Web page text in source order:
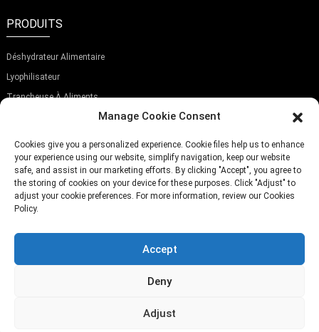
PRODUITS
Déshydrateur Alimentaire
Lyophilisateur
Trancheuse À Aliments
ABONNEZ-VOUS À NOTRE NEWSLETTER
Soumettre
Manage Cookie Consent
Cookies give you a personalized experience. Cookie files help us to enhance
your experience using our website, simplify navigation, keep our website
safe, and assist in our marketing efforts. By clicking "Accept", you agree to
the storing of cookies on your device for these purposes. Click "Adjust" to
adjust your cookie preferences. For more information, review our Cookies
Policy.
Accept
Deny
Adjust